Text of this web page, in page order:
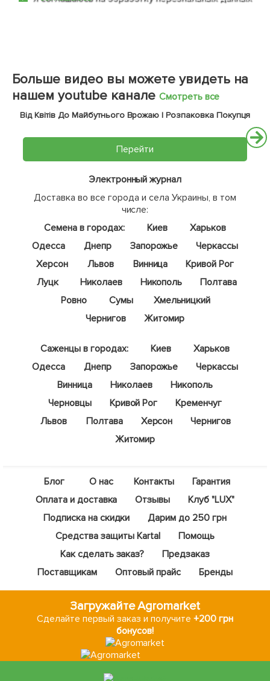
Больше видео вы можете увидеть на
нашем youtube канале Смотреть все
Від Квітів До Майбутнього Врожаю | Розпаковка Покупця
Перейти
Электронный журнал
Доставка во все города и села Украины, в том
числе:
Семена в городах:
Киев
Харьков
Одесса
Днепр Запорожье
Черкассы
Херсон
Львов Винница
Кривой Рог
Луцк
Николаев Никополь
Полтава
Ровно
Сумы
Хмельницкий
Чернигов
Житомир
Саженцы в городах: Киев
Харьков
Одесса
Днепр Запорожье
Черкассы
Винница
Николаев
Никополь
Черновцы
Кривой Рог
Кременчуг
Львов
Полтава Херсон
Чернигов
Житомир
Блог О нас Контакты
Гарантия
Оплата и доставка
Отзывы
Клуб "LUX"
Подписка на скидки
Дарим до 250 грн
Средства защиты Kartal
Помощь
Как сделать заказ?
Предзаказ
Поставщикам
Оптовый прайс Бренды
Загружайте Agromarket
Сделайте первый заказ и получите +200 грн
бонусов!